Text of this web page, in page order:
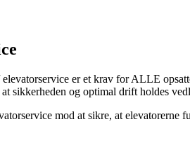
elevatorservice er et krav for ALLE
sikkerheden og optimal drift holdes
mod at sikre, at